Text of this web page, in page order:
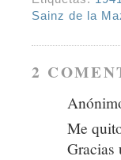
Sainz de la
2
Me
Gracias